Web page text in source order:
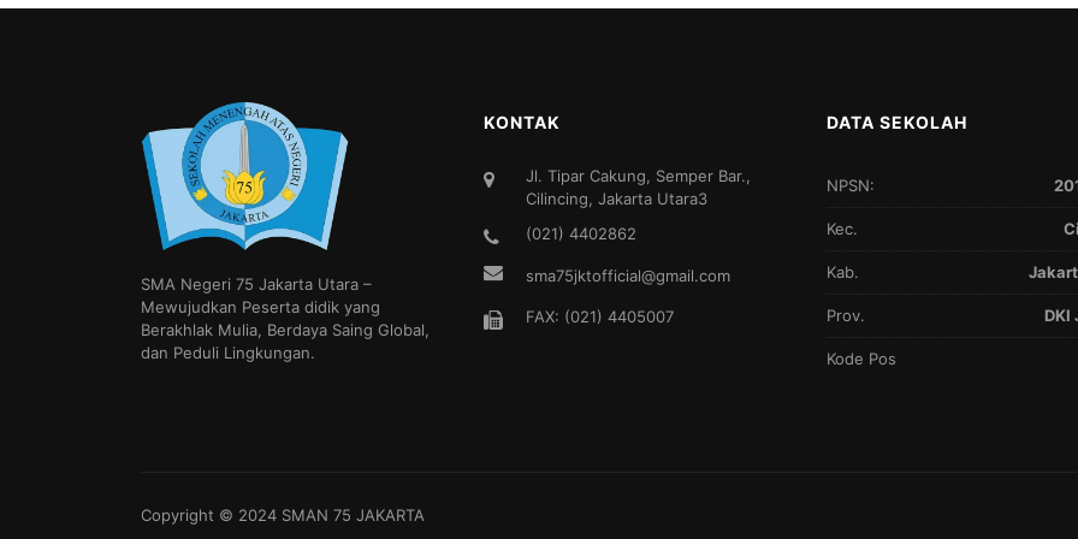
SMA Negeri 75 Jakarta Utara –
Mewujudkan Peserta didik yang
Berakhlak Mulia, Berdaya Saing Global,
dan Peduli Lingkungan.
KONTAK
Jl. Tipar Cakung, Semper Bar.,
Cilincing, Jakarta Utara3
(021) 4402862
sma75jktofficial@gmail.com
FAX: (021) 4405007
DATA SEKOLAH
NPSN:
Kec.
Kab.
Prov. DKI
Kode Pos